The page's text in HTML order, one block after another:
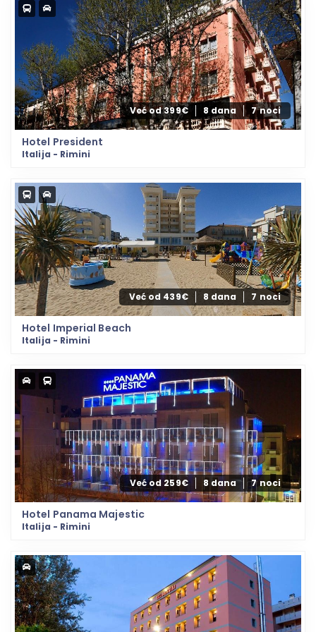
Već od 399€ 8 dana 7 noci
Hotel President
Italija - Rimini
Već od 439€ 8 dana 7 noci
Hotel Imperial Beach
Italija - Rimini
Već od 259€ 8 dana 7 noci
Hotel Panama Majestic
Italija - Rimini